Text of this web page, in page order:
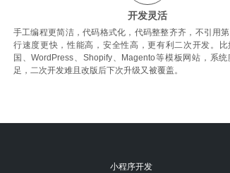
开发灵活
手工编程更简洁，代码格式化，代码整整齐齐，不引用
行速度更快，性能高，安全性高，更有利二次开发。比
国、WordPress、Shopify、Magento等模板网站，系
足，二次开发难且改版后下次升级又被覆盖。
小程序开发